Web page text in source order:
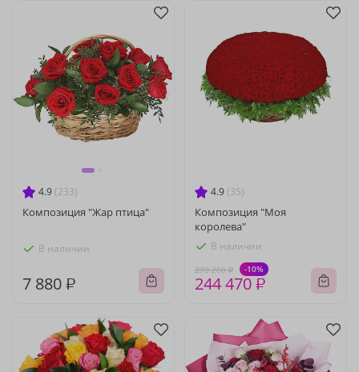
4.9 (233)
Композиция "Жар птица"
В наличии
7 880 ₽
4.9 (35)
Композиция "Моя
королева"
В наличии
270 260 ₽ -10%
244 470 ₽